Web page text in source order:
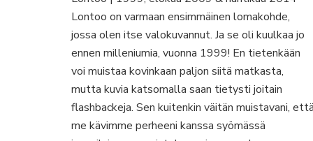
–
kosiomatkalla
Lontoo on varmaan ensimmäinen lomakohde,
jossa olen itse valokuvannut. Ja se oli kuulkaa jo
ennen milleniumia, vuonna 1999! En tietenkään
voi muistaa kovinkaan paljon siitä matkasta,
mutta kuvia katsomalla saan tietysti joitain
flashbackeja. Sen kuitenkin väitän muistavani,
me kävimme perheeni kanssa syömässä